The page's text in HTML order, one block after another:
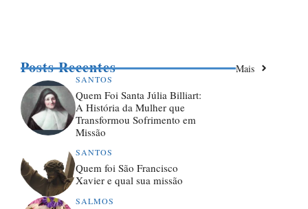
Posts Recentes Mais
SANTOS
Quem Foi Santa Júlia Billiart:
A História da Mulher que
Transformou Sofrimento em
Missão
SANTOS
Quem foi São Francisco
Xavier e qual sua missão
SALMOS